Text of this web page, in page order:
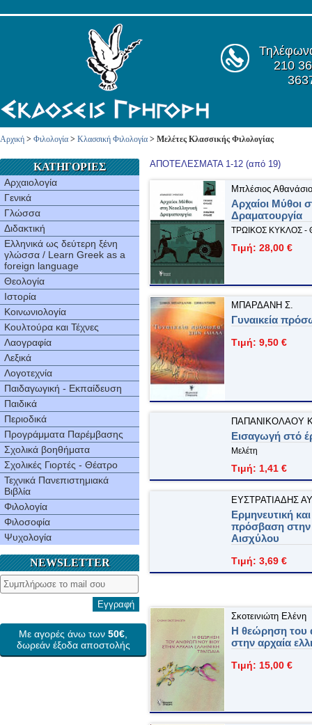
210
Αρχική > Φιλολογία > Κλασσική Φιλολογία > Μελέτες Κλασσικής Φιλολογίας
ΚΑΤΗΓΟΡΙΕΣ
Αρχαιολογία
Γενικά
Γλώσσα
Διδακτική
Ελληνικά ως δεύτερη ξένη
γλώσσα / Learn Greek as a
foreign language
Θεολογία
Ιστορία
Κοινωνιολογία
Κουλτούρα και Τέχνες
Λαογραφία
Λεξικά
Λογοτεχνία
Παιδαγωγική - Εκπαίδευση
Παιδικά
Περιοδικά
Προγράμματα Παρέμβασης
Σχολικά βοηθήματα
Σχολικές Γιορτές - Θέατρο
Τεχνικά Πανεπιστημιακά
Βιβλία
Φιλολογία
Φιλοσοφία
Ψυχολογία
NEWSLETTER
Εγγραφή
Με αγορές άνω των 50€
δωρεάν έξοδα αποστολής
ΑΠΟΤΕΛΕΣΜΑΤΑ 1-12 (από 19)
Μπλέσιος
Aρχαίοι Μύθοι
Δραματουργία
ΤΡΩΙΚΟΣ ΚΥΚΛΟΣ -
Τιμή: 28,00 €
ΜΠΑΡΔΑΝΗ Σ.
Γυναικεία
Τιμή: 9,50 €
ΠΑΠΑΝΙΚΟΛΑOΥ
Εισαγωγή στό
Μελέτη
Τιμή: 1,41 €
ΕΥΣΤΡΑΤΙΑΔΗΣ
Ερμηνευτική
πρόσβαση στην
Αισχύλου
Τιμή: 3,69 €
Σκοτεινιώτη Ελένη
Η θεώρηση του
στην αρχαία
Τιμή: 15,00 €